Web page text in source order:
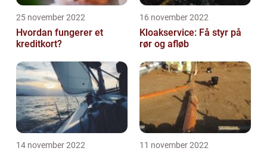
25 november 2022
Hvordan fungerer et
kreditkort?
16 november 2022
Kloakservice: Få styr på
rør og afløb
14 november 2022 11 november 2022